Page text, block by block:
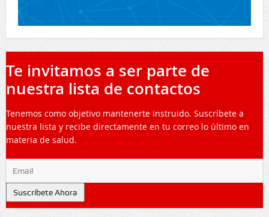
Te invitamos a ser parte de
nuestra lista de contactos
Tenemos como objetivo mantenerte instruido. Suscríbete a
nuestra lista y recibe directamente en tu correo lo último en
materia de salud.
Suscríbete Ahora